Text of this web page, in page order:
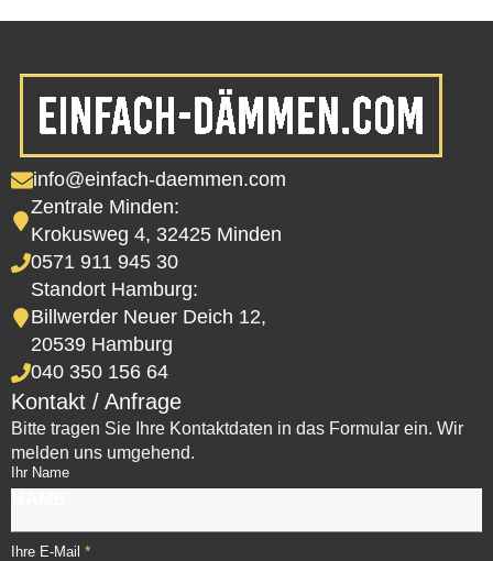
info@einfach-daemmen.com
Zentrale Minden:
Krokusweg 4, 32425 Minden
0571 911 945 30
Standort Hamburg:
Billwerder Neuer Deich 12,
20539 Hamburg
040 350 156 64
Kontakt / Anfrage
Bitte tragen Sie Ihre Kontaktdaten in das Formular ein. Wir
melden uns umgehend.
Ihr Name
Ihre E-Mail *